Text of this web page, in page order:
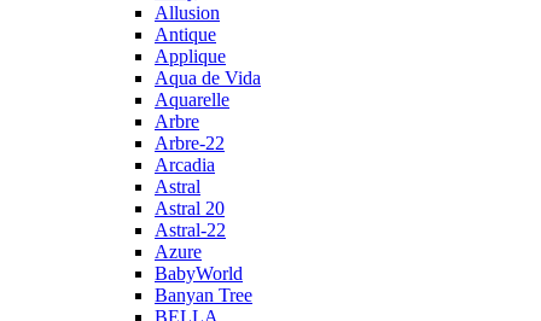
Allusion
Antique
Applique
Aqua de Vida
Aquarelle
Arbre
Arbre-22
Arcadia
Astral
Astral 20
Astral-22
Azure
BabyWorld
Banyan Tree
BELLA